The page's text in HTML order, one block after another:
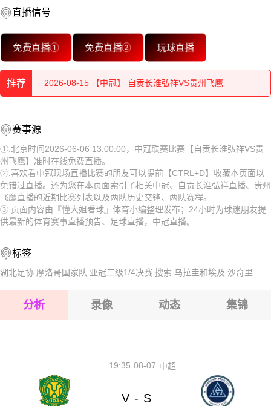
直播信号
免费直播① 免费直播② 玩球直播
推荐
2026-08-15 【中冠】 自贡长淮弘祥VS贵州飞鹰
2026-08-15 【中冠】 自贡长淮弘祥VS贵州飞鹰
2026-08-15 【中冠】 自贡长淮弘祥VS贵州飞鹰
2026-08-15 【中冠】 自贡长淮弘祥VS贵州飞鹰
2026-08-15 【中冠】 自贡长淮弘祥VS贵州飞鹰
2026-08-15 【中冠】 自贡长淮弘祥VS贵州飞鹰
2026-08-15 【中冠】 自贡长淮弘祥VS贵州飞鹰
2026-08-15 【中冠】 自贡长淮弘祥VS贵州飞鹰
2026-08-15 【中冠】 自贡长淮弘祥VS贵州飞鹰
赛事源
①.北京时间2026-06-06 13:00:00，中冠联赛比赛【自贡长淮弘祥VS贵
州飞鹰】准时在线免费直播。
②.喜欢看中冠现场直播比赛的朋友可以提前【CTRL+D】收藏本页面以
免错过直播。还为您在本页面索引了相关中冠、自贡长淮弘祥直播、贵州
飞鹰直播的近期比赛列表以及两队历史交锋、两队赛程。
③.页面内容由『懂大姐看球』体育小编整理发布；24小时为球迷朋友提
供最新的体育赛事直播预告、足球直播，中冠直播。
标签
湖北足协 摩洛哥国家队 亚冠二级1/4决赛 搜索 乌拉圭和埃及 沙奇里
分析 录像 动态 集锦
08-07
19:35 中超
V - S